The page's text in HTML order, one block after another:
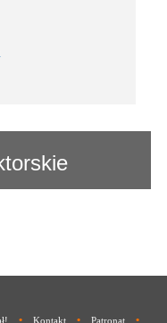
• Kontakt • Patronat •